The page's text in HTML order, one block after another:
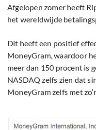
Afgelopen zomer heeft
het wereldwijde
Dit heeft een positief
MoneyGram, waardoor
meer dan 150 procent is
NASDAQ zelfs zien dat
MoneyGram zelfs met